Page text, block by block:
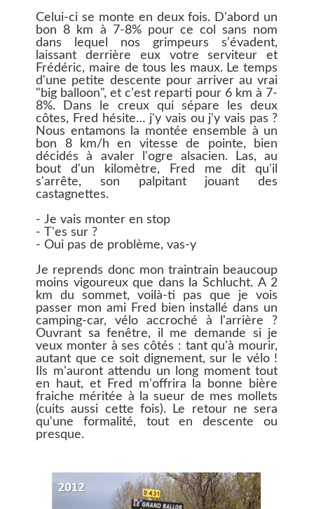
Celui-ci se monte en deux fois. D'abord un
bon 8 km à 7-8% pour ce col sans nom
dans lequel nos grimpeurs s'évadent,
laissant derrière eux votre serviteur et
Frédéric, maire de tous les maux. Le temps
d'une petite descente pour arriver au vrai
"big balloon", et c'est reparti pour 6 km à 7-
8%. Dans le creux qui sépare les deux
côtes, Fred hésite… j'y vais ou j'y vais pas ?
Nous entamons la montée ensemble à un
bon 8 km/h en vitesse de pointe, bien
décidés à avaler l'ogre alsacien. Las, au
bout d'un kilomètre, Fred me dit qu'il
s'arrête, son palpitant jouant des
castagnettes.
- Je vais monter en stop
- T'es sur ?
- Oui pas de problème, vas-y
Je reprends donc mon traintrain beaucoup
moins vigoureux que dans la Schlucht. A 2
km du sommet, voilà-ti pas que je vois
passer mon ami Fred bien installé dans un
camping-car, vélo accroché à l'arrière ?
Ouvrant sa fenêtre, il me demande si je
veux monter à ses côtés : tant qu'à mourir,
autant que ce soit dignement, sur le vélo !
Ils m'auront attendu un long moment tout
en haut, et Fred m'offrira la bonne bière
fraiche méritée à la sueur de mes mollets
(cuits aussi cette fois). Le retour ne sera
qu'une formalité, tout en descente ou
presque.